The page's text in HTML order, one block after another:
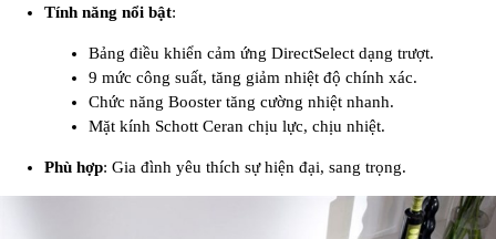
Tính năng nổi bật:
Bảng điều khiển cảm ứng DirectSelect dạng trượt.
9 mức công suất, tăng giảm nhiệt độ chính xác.
Chức năng Booster tăng cường nhiệt nhanh.
Mặt kính Schott Ceran chịu lực, chịu nhiệt.
Phù hợp: Gia đình yêu thích sự hiện đại, sang trọng.